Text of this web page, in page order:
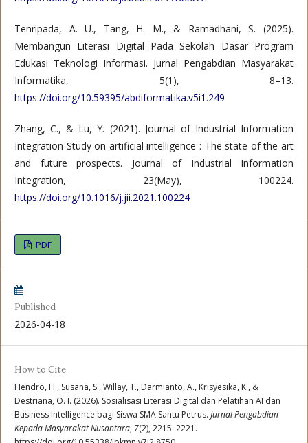
Tenripada, A. U., Tang, H. M., & Ramadhani, S. (2025).
Membangun Literasi Digital Pada Sekolah Dasar Program
Edukasi Teknologi Informasi. Jurnal Pengabdian Masyarakat
Informatika, 5(1), 8–13.
https://doi.org/10.59395/abdiformatika.v5i1.249
Zhang, C., & Lu, Y. (2021). Journal of Industrial Information
Integration Study on artificial intelligence : The state of the art
and future prospects. Journal of Industrial Information
Integration, 23(May), 100224.
https://doi.org/10.1016/j.jii.2021.100224
PDF
Published
2026-04-18
How to Cite
Hendro, H., Susana, S., Willay, T., Darmianto, A., Krisyesika, K., &
Destriana, O. I. (2026). Sosialisasi Literasi Digital dan Pelatihan AI dan
Business Intelligence bagi Siswa SMA Santu Petrus. Jurnal Pengabdian
Kepada Masyarakat Nusantara, 7(2), 2215–2221.